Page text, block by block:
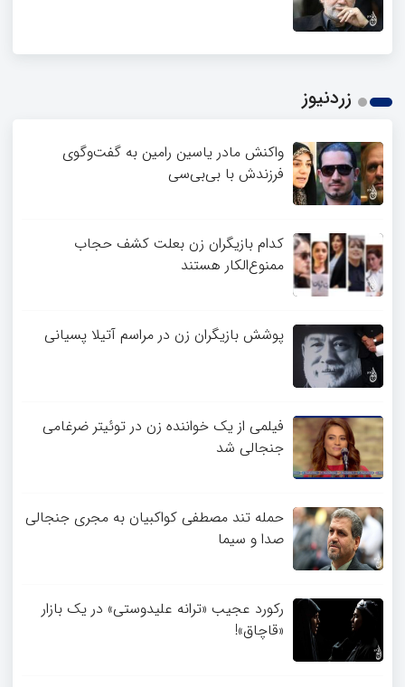
زردنیوز
واکنش مادر یاسین رامین به گفت‌وگوی
فرزندش با بی‌بی‌سی
کدام بازیگران زن بعلت کشف حجاب
ممنوع‌الکار هستند
پوشش بازیگران زن در مراسم آتیلا پسیانی
فیلمی از یک خواننده زن در توئیتر ضرغامی
جنجالی شد
حمله تند مصطفی کواکبیان به مجری جنجالی
صدا و سیما
رکورد عجیب «ترانه علیدوستی» در یک بازار
«قاچاق»!